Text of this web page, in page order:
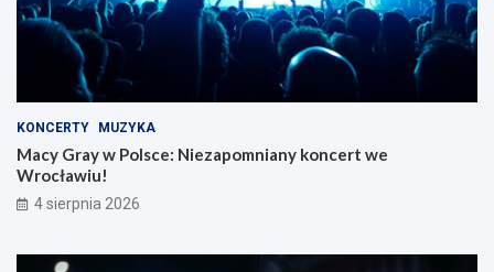
KONCERTY MUZYKA
Macy Gray w Polsce: Niezapomniany koncert we
Wrocławiu!
4 sierpnia 2026